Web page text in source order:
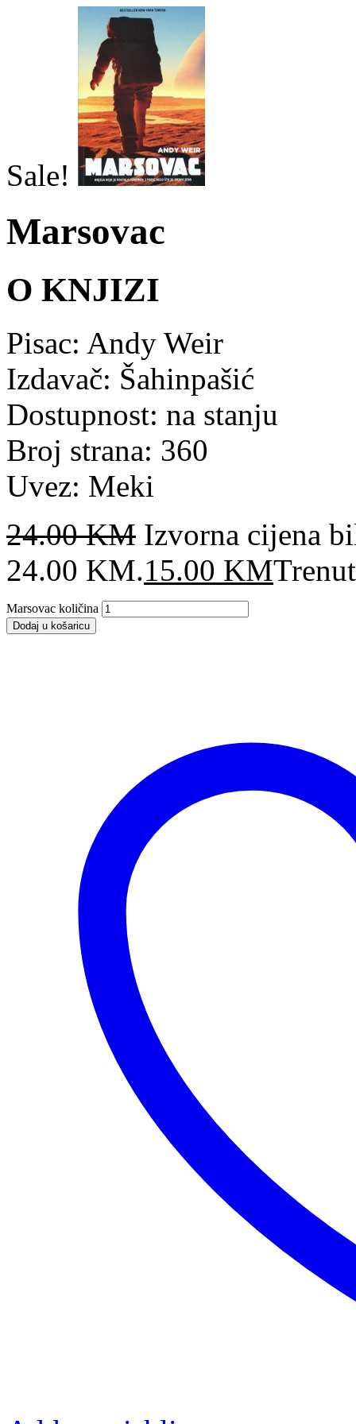
Sale!
Marsovac
O KNJIZI
Pisac: Andy Weir
Izdavač: Šahinpašić
Dostupnost: na stanju
Broj strana: 360
Uvez: Meki
24.00KM Izvorna cijena
24.00 KM.15.00 KM
Marsovac količina
Dodaj u košaricu